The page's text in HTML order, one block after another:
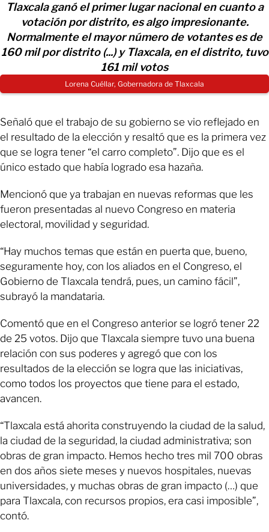
Tlaxcala ganó el primer lugar nacional en cuanto a
votación por distrito, es algo impresionante.
Normalmente el mayor número de votantes es de
160 mil por distrito (...) y Tlaxcala, en el distrito, tuvo
161 mil votos
Lorena Cuéllar, Gobernadora de Tlaxcala
Señaló que el trabajo de su gobierno se vio reflejado en
el resultado de la elección y resaltó que es la primera vez
que se logra tener “el carro completo”. Dijo que es el
único estado que había logrado esa hazaña.
Mencionó que ya trabajan en nuevas reformas que les
fueron presentadas al nuevo Congreso en materia
electoral, movilidad y seguridad.
“Hay muchos temas que están en puerta que, bueno,
seguramente hoy, con los aliados en el Congreso, el
Gobierno de Tlaxcala tendrá, pues, un camino fácil”,
subrayó la mandataria.
Comentó que en el Congreso anterior se logró tener 22
de 25 votos. Dijo que Tlaxcala siempre tuvo una buena
relación con sus poderes y agregó que con los
resultados de la elección se logra que las iniciativas,
como todos los proyectos que tiene para el estado,
avancen.
“Tlaxcala está ahorita construyendo la ciudad de la salud,
la ciudad de la seguridad, la ciudad administrativa; son
obras de gran impacto. Hemos hecho tres mil 700 obras
en dos años siete meses y nuevos hospitales, nuevas
universidades, y muchas obras de gran impacto (…) que
para Tlaxcala, con recursos propios, era casi imposible”,
contó.